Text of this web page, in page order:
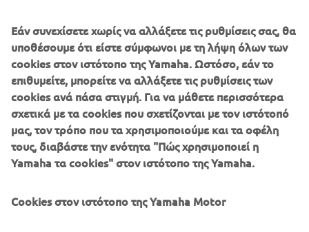
Η Quarken κατασκευάζει καινοτόμα, αρθρωτά σκάφη με
αυθεντικό σκανδιναβικό στυλ και παιχνιδιάρικη
απόδοση. Έχουν δημιουργηθεί στις φινλανδικές ακτές και
συνδυάζουν την ευελιξία με ευέλικτες διαμορφώσεις.
Ιδανικά για δραστήριες οικογένειες και λάτρεις των
σκαφών που επικεντρώνονται στο design, τα μοντέλα
ψάρεμα, χαλάρωση και θαλάσσια σπορ, με ξεκούραστο
Εάν συνεχίσετε χωρίς να αλλάξετε τις ρυθμίσεις σας, θα
υποθέσουμε ότι είστε σύμφωνοι με τη λήψη όλων των
cookies στον ιστότοπο της Yamaha. Ωστόσο, εάν το
επιθυμείτε, μπορείτε να αλλάξετε τις ρυθμίσεις των
cookies ανά πάσα στιγμή. Για να μάθετε περισσότερα
σχετικά με τα cookies που σχετίζονται με τον ιστότοπό
μας, τον τρόπο που τα χρησιμοποιούμε και τα οφέλη
τους, διαβάστε την ενότητα "Πώς χρησιμοποιεί η
Yamaha τα cookies" στον ιστότοπο της Yamaha.
Cookies στον ιστότοπο της Yamaha Motor